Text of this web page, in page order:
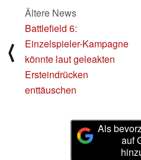
⟨
Ältere News
Battlefield 6:
Einzelspieler-Kampagne
könnte laut geleakten
Ersteindrücken
enttäuschen
Als
auf